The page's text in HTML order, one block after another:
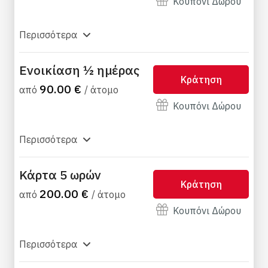
μοντέλα, όποτε θέλετε κατά τη διάρκεια των
δυνατότητα κάρτας 5 ή 10 ωρών όπου
μπορείτε να αξιοποίησετε τις ώρες αυτές
όποτε και όπως εσείς επιθυμείτε. Η υπηρεσία
διάσωσης, η πλήρης χρήση των εγκαταστάσεων
της παραλίας, η ασφάλεια του εξοπλισμού και
οι μεταφορές από το ξενοδοχείο σας
Περισσότερα
Ενοικίαση ½ ημέρας
από 90.00 € / άτομο
Κράτηση
Κουπόνι Δώρου
Περισσότερα
Κάρτα 5 ωρών
από 200.00 € / άτομο
Κράτηση
Κουπόνι Δώρου
Περισσότερα